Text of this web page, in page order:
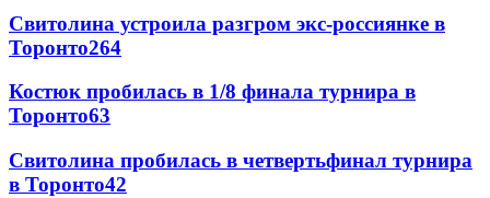
Свитолина устроила разгром экс-россиянке в
Торонто264
Костюк пробилась в 1/8 финала турнира в
Торонто63
Свитолина пробилась в четвертьфинал турнира
в Торонто42